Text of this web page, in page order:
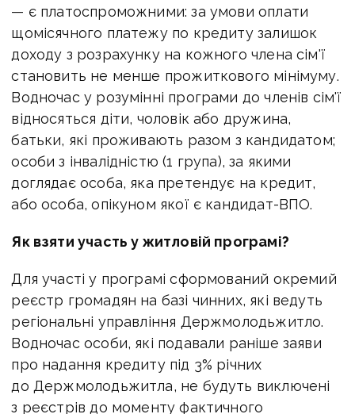
— є платоспроможними: за умови оплати
щомісячного платежу по кредиту залишок
доходу з розрахунку на кожного члена сім'ї
становить не менше прожиткового мінімуму.
Водночас у розумінні програми до членів сім'ї
відносяться діти, чоловік або дружина,
батьки, які проживають разом з кандидатом;
особи з інвалідністю (1 група), за якими
доглядає особа, яка претендує на кредит,
або особа, опікуном якої є кандидат-ВПО.
Як взяти участь у житловій програмі?
Для участі у програмі сформований окремий
реєстр громадян на базі чинних, які ведуть
регіональні управління Держмолодьжитло.
Водночас особи, які подавали раніше заяви
про надання кредиту під 3% річних
до Держмолодьжитла, не будуть виключені
з реєстрів до моменту фактичного